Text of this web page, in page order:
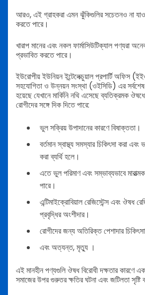
আরও, এই গ্রাহকরা এমন ঝুঁকিগুলির সচেতনও না
করতে পারে।
খারাপ মানের এবং নকল ফার্মাসিউটিক্যাল পণ্যরা
প্রভাবিত করতে পারে।
ইউরোপীয় ইউনিয়ন ইন্টেলেক্চুয়াল প্রপার্টি অফিস
সহযোগিতা ও উন্নয়ন সংস্থা (ওইসিডি) এর সর্বশেষ
হয়েছে যেখানে মার্কিনি নথি এসেছে ব্যতিক্রমক
রোগীদের সঙ্গে দিক দিতে পারে:
ভুল সক্রিয় উপাদানের কারণে বিষাক্ততা।
বর্তমান স্বাস্থ্য সমস্যার চিকিৎসা করা
করা ব্যর্থি হলে।
এতে ভুল পরিমাণ এবং সম্ভাব্যভাবে
পারে।
এন্টিমাইক্রোবিয়াল রেজিস্টেন্স এবং ঔষধ
প্রবৃদ্ধির অংশীদার।
রোগীদের জন্য অতিরিক্ত পেশাদার
এবং অত্যন্ত, মৃত্যু ।
এই মানহীন পণ্যগুলি ঔষধ বিরোধী দক্ষতার কারণে
সমাজের উপর গুরুতর ক্ষতির ঘটনা এবং জটিলতা সৃষ্টি